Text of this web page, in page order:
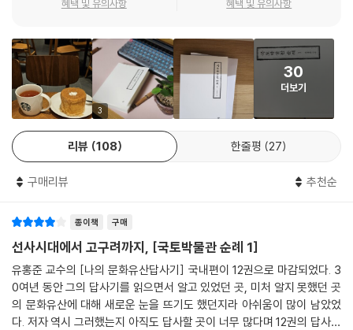
라시대와 조선시대의 흔적도 만날 수 있다. 특히 우리나라 신석기시대, 청
동기시대 유적을 대표하는 반구대암각화와 천전리각석은 선사인들의 정
신세계를 보여주는 귀한 문화유산이다. 그저 신기하게만 보이던 이 바위그
림과 글씨도 유홍준의 안내를 따라 살펴보면 옛사람들의 눈빛과 손짓이 살
아오는 것을 느낄 수 있다. 우리 선사시대의 각양각색이 여기에 응축되어
있음을 깨닫게 된다.
만주 벌판 속 우리가 몰랐던 문화유산들
이어서 고구려 역사의 중심이었던 만주를 탐방한다. 먼저 우리 고대사의
무대였던 만주의 지도를 익히는 것을 시작으로 고구려 기행 대장정을 시작
한다. 첫 번째 코스는 중국 동북삼성의 중심 심양에서 봉황산성과 단동, 호
산장성을 거쳐 압록강의 아름다움을 만나는 과정이다. 봉황산성과 호산장
성은 각각 고구려 오골성과 박작성으로 추정(비정)되는 곳으로, 고구려 산
성 문화를 잘 보여주는 곳이다. 본격적인 탐방을 위해 잠시 들른 단동에서
혜택 및 유의사항 혜택 및 유의사항
3
30
더보기
리뷰 108 한줄평 27
구매리뷰 추천순
종이책 구매
선사시대에서 고구려까지, [국토박물관 순례 1]
유홍준 교수의 [나의 문화유산답사기] 국내편이 12권으로 마감되었다. 3
0여년 동안 그의 답사기를 읽으면서 알고 있었던 곳, 미처 알지 못했던 곳
의 문화유산에 대해 새로운 눈을 뜨기도 했던지라 아쉬움이 많이 남았었
다. 저자 역시 그러했는지 아직도 답사할 곳이 너무 많다며 12권의 답사기